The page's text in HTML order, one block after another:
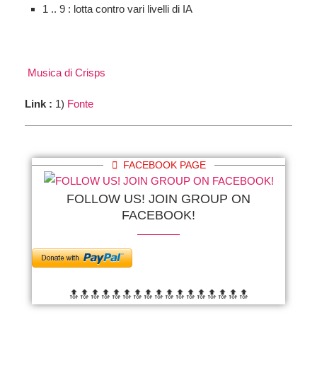
1 .. 9 : lotta contro vari livelli di IA
Musica di Crisps
Link : 1) Fonte
FACEBOOK PAGE
FOLLOW US! JOIN GROUP ON
FACEBOOK!
🔝🔝🔝🔝🔝🔝 🔝🔝🔝🔝🔝🔝 🔝🔝🔝🔝🔝